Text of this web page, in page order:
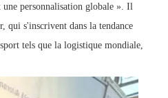
une personnalisation globale ». Il
qui s'inscrivent dans la tendance
tels que la logistique mondiale,